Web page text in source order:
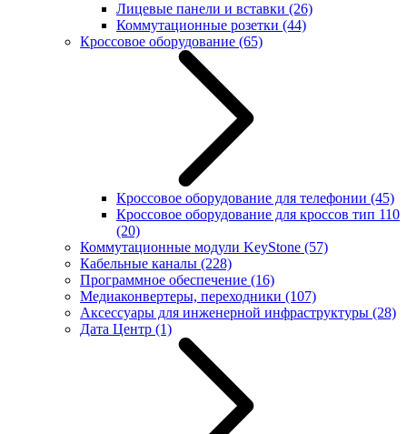
Лицевые панели и вставки (26)
Коммутационные розетки (44)
Кроссовое оборудование (65)
Кроссовое оборудование для телефонии (45)
Кроссовое оборудование для кроссов тип 110
(20)
Коммутационные модули KeyStone (57)
Кабельные каналы (228)
Программное обеспечение (16)
Медиаконвертеры, переходники (107)
Аксессуары для инженерной инфраструктуры (28)
Дата Центр (1)